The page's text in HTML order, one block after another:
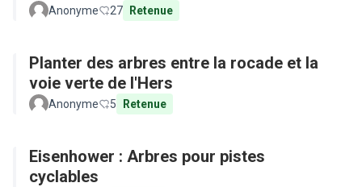
Anonyme 27 Retenue
Planter des arbres entre la rocade et la
voie verte de l'Hers
Anonyme 5 Retenue
Eisenhower : Arbres pour pistes
cyclables